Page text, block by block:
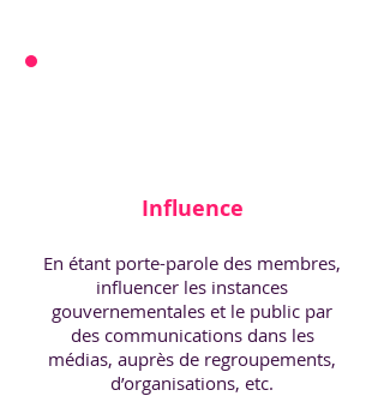
Influence
En étant porte-parole des membres,
influencer les instances
gouvernementales et le public par
des communications dans les
médias, auprès de regroupements,
d’organisations, etc.